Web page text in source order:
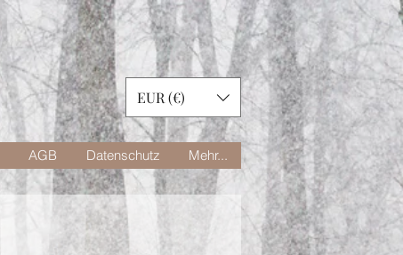
EUR (€)
AGB Datenschutz Mehr...